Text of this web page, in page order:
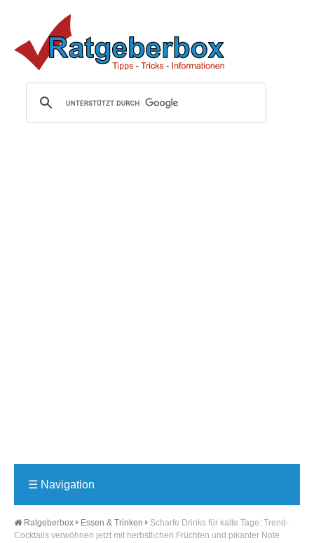
☰ Navigation
Ratgeberbox Essen & Trinken
Scharfe Drinks für kalte Tage: Trend-
Cocktails verwöhnen jetzt mit herbstlichen Früchten und pikanter Note